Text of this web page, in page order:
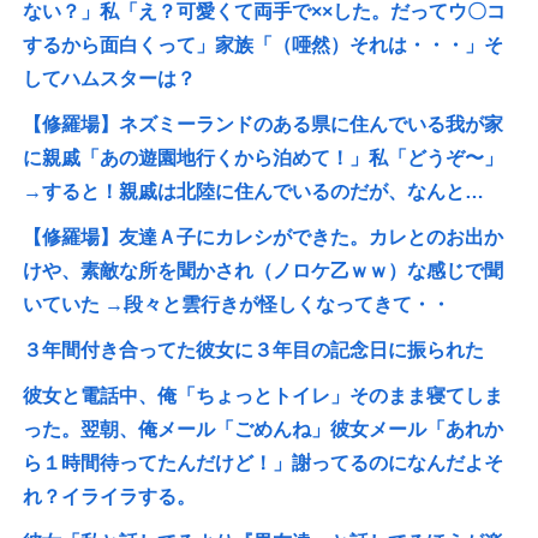
ない？」私「え？可愛くて両手で××した。だってウ〇コ
するから面白くって」家族「（唖然）それは・・・」そ
してハムスターは？
【修羅場】ネズミーランドのある県に住んでいる我が家
に親戚「あの遊園地行くから泊めて！」私「どうぞ〜」
→すると！親戚は北陸に住んでいるのだが、なんと…
【修羅場】友達Ａ子にカレシができた。カレとのお出か
けや、素敵な所を聞かされ（ノロケ乙ｗｗ）な感じで聞
いていた →段々と雲行きが怪しくなってきて・・
３年間付き合ってた彼女に３年目の記念日に振られた
彼女と電話中、俺「ちょっとトイレ」そのまま寝てしま
った。翌朝、俺メール「ごめんね」彼女メール「あれか
ら１時間待ってたんだけど！」謝ってるのになんだよそ
れ？イライラする。